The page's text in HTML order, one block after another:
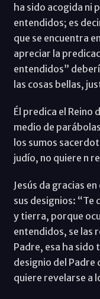
ha sido acogida ni
entendidos; es
que se encuentra
apreciar la
entendidos”
las cosas bellas,
Él predica el Reino
medio de
los sumos
judío, no quiere n
Jesús da gracias
sus designios: “Te
y tierra, porque
entendidos, se las
Padre, esa ha sido
designio del Padre
quiere revelarse a